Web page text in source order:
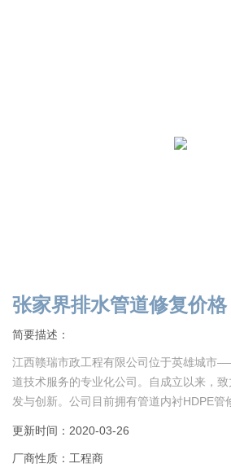
张家界排水管道修复价格
简要描述：
江西赣瑞市政工程有限公司位于英雄城市
道技术服务的专业化公司。自成立以来，
发与创新。公司目前拥有管道内衬HDPE管
管道清淤检测技术、管道局部修复技术、管
项施工工艺。
更新时间：2020-03-26
厂商性质：工程商